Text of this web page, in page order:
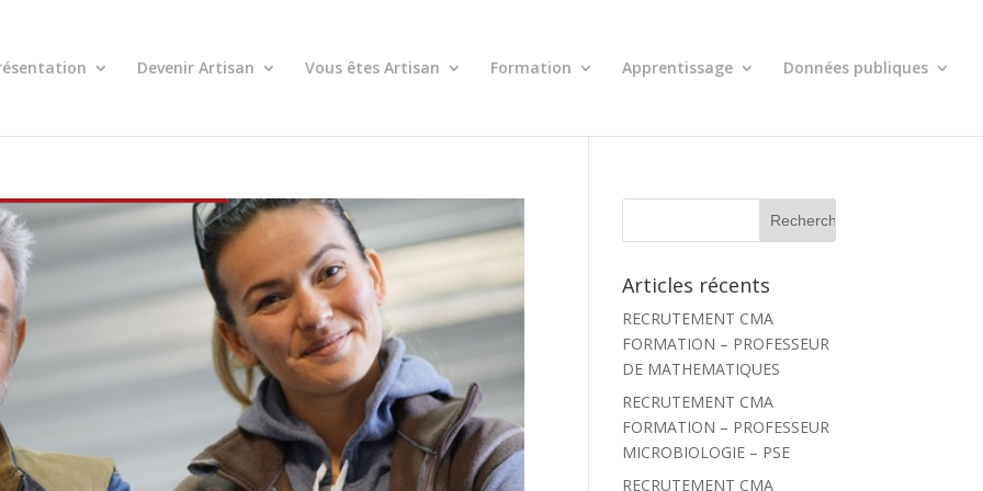
Devenir Artisan Vous êtes Artisan Formation Apprentissage Données publiques
c
e
c
h
r
:
Articles récents
RECRUTEMENT CMA
FORMATION – PROFESSEUR
DE MATHEMATIQUES
RECRUTEMENT CMA
FORMATION – PROFESSEUR
MICROBIOLOGIE – PSE
RECRUTEMENT CMA